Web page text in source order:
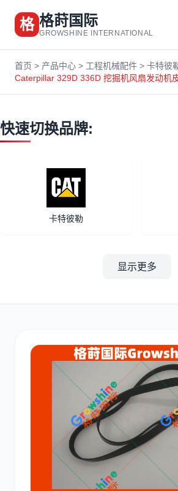
格 格莳国际
GROWSHINE INTERNATIONAL
首页 > 产品中心 > 工程机械配件 > 卡特彼
Caterpillar 329D 336D 挖掘机风扇发动机
快速切换品牌:
卡特彼勒
其他
沃尔沃
日立
显示更多